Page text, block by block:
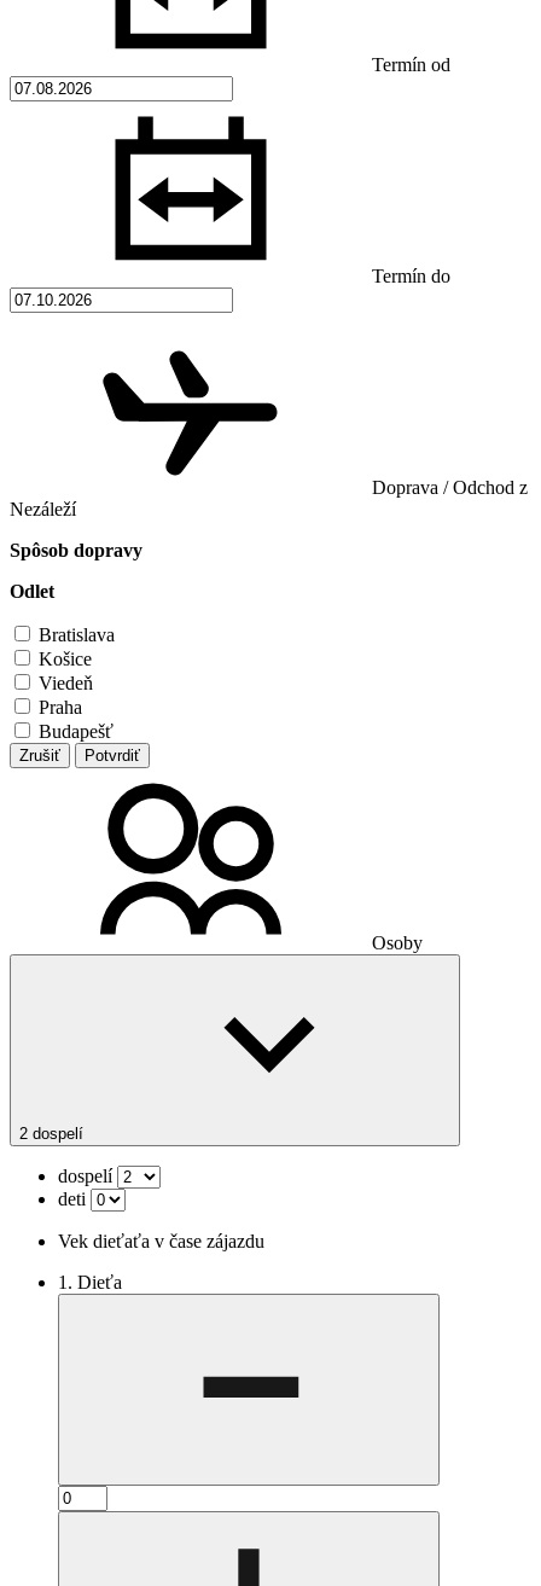
Termín od
Termín do
Doprava / Odchod z
Nezáleží
Spôsob dopravy
Odlet
Bratislava
Košice
Viedeň
Praha
Budapešť
Zrušiť Potvrdiť
Osoby
2 dospelí
dospelí
deti
Vek dieťaťa v čase zájazdu
1. Dieťa